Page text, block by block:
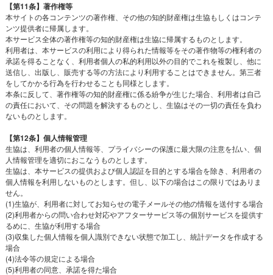
【第11条】著作権等
本サイトの各コンテンツの著作権、その他の知的財産権は生協もしくはコンテ
ンツ提供者に帰属します。
本サービス全体の著作権等の知的財産権は生協に帰属するものとします。
利用者は、本サービスの利用により得られた情報等をその著作物等の権利者の
承諾を得ることなく、利用者個人の私的利用以外の目的でこれを複製し、他に
送信し、出版し、販売する等の方法により利用することはできません。第三者
をしてかかる行為を行わせることも同様とします。
本条に反して、著作権等の知的財産権に係る紛争が生じた場合、利用者は自己
の責任において、その問題を解決するものとし、生協はその一切の責任を負わ
ないものとします。
【第12条】個人情報管理
生協は、利用者の個人情報等、プライバシーの保護に最大限の注意を払い、個
人情報管理を適切におこなうものとします。
生協は、本サービスの提供および個人認証を目的とする場合を除き、利用者の
個人情報を利用しないものとします。但し、以下の場合はこの限りではありま
せん。
(1)生協が、利用者に対してお知らせの電子メールその他の情報を送付する場合
(2)利用者からの問い合わせ対応やアフターサービス等の個別サービスを提供す
るめに、生協が利用する場合
(3)収集した個人情報を個人識別できない状態で加工し、統計データを作成する
場合
(4)法令等の規定による場合
(5)利用者の同意、承諾を得た場合